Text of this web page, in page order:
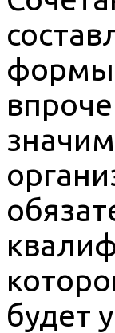
формы
будет